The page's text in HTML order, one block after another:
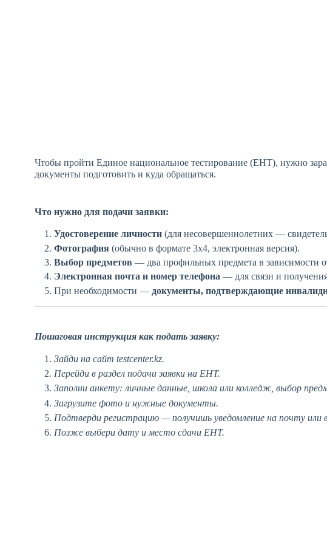
Чтобы пройти Единое национальное тестирование (ЕНТ), нужно
документы подготовить и куда обращаться.
Что нужно для подачи заявки:
Удостоверение личности (для несовершеннолетних —
Фотография (обычно в формате 3x4, электронная версия).
Выбор предметов — два профильных предмета в зависимости
Электронная почта и номер телефона — для связи и
При необходимости — документы, подтверждающие
Пошаговая инструкция как подать заявку:
Зайди на сайт testcenter.kz.
Перейди в раздел подачи заявки на ЕНТ.
Заполни анкету: личные данные, школа или колледж, выбор
Загрузите фото и нужные документы.
Подтверди регистрацию — получишь уведомление на почту или
Позже выбери дату и место сдачи ЕНТ.